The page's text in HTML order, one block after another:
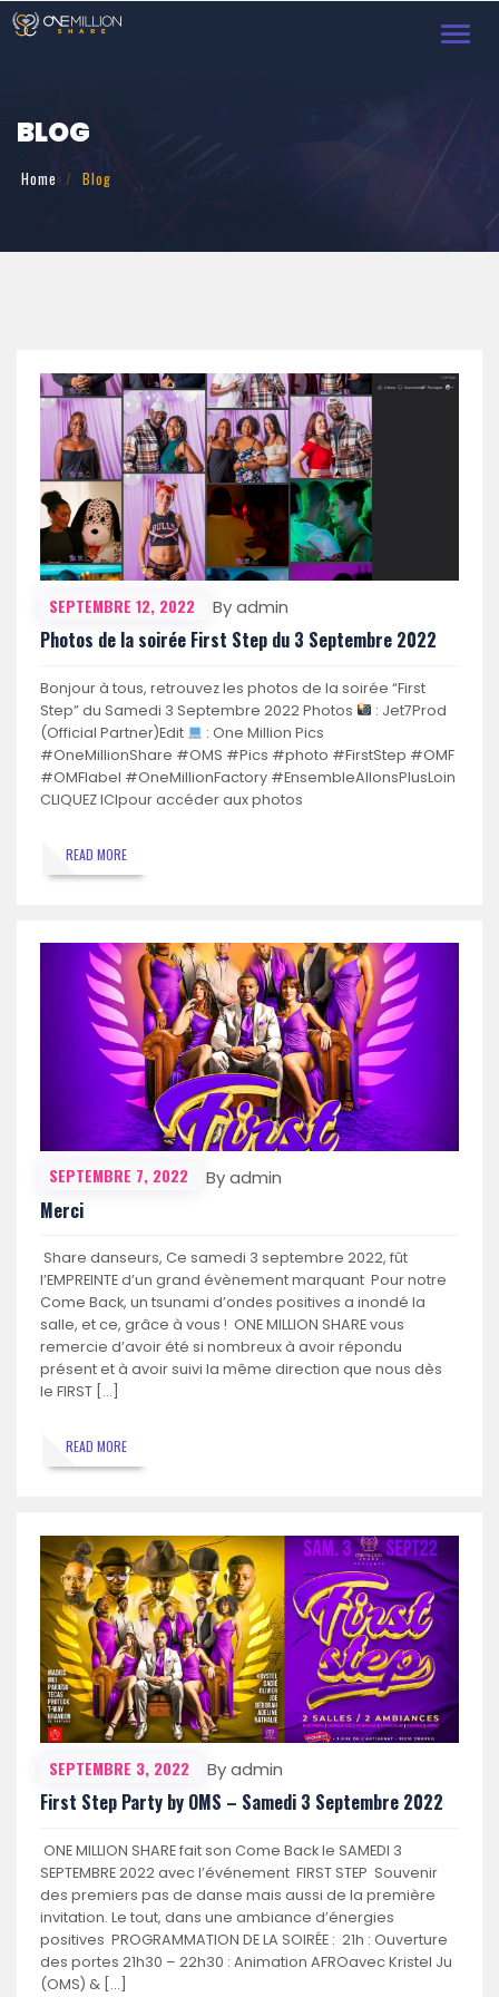
BLOG
Home Blog
SEPTEMBRE 12, 2022 By admin
Photos de la soirée First Step du 3 Septembre 2022
Bonjour à tous, retrouvez les photos de la soirée “First
Step” du Samedi 3 Septembre 2022 Photos
: Jet7Prod
(Official Partner)Edit
: One Million Pics
#OneMillionShare #OMS #Pics #photo #FirstStep #OMF
#OMFlabel #OneMillionFactory #EnsembleAllonsPlusLoin
CLIQUEZ ICIpour accéder aux photos
READ MORE
SEPTEMBRE 7, 2022 By admin
Merci
Share danseurs, Ce samedi 3 septembre 2022, fût
l’EMPREINTE d’un grand évènement marquant Pour notre
Come Back, un tsunami d’ondes positives a inondé la
salle, et ce, grâce à vous ! ONE MILLION SHARE vous
remercie d’avoir été si nombreux à avoir répondu
présent et à avoir suivi la même direction que nous dès
le FIRST […]
READ MORE
SEPTEMBRE 3, 2022 By admin
First Step Party by OMS – Samedi 3 Septembre 2022
ONE MILLION SHARE fait son Come Back le SAMEDI 3
SEPTEMBRE 2022 avec l’événement FIRST STEP Souvenir
des premiers pas de danse mais aussi de la première
invitation. Le tout, dans une ambiance d’énergies
positives PROGRAMMATION DE LA SOIRÉE : 21h : Ouverture
des portes 21h30 – 22h30 : Animation AFROavec Kristel Ju
(OMS) & […]